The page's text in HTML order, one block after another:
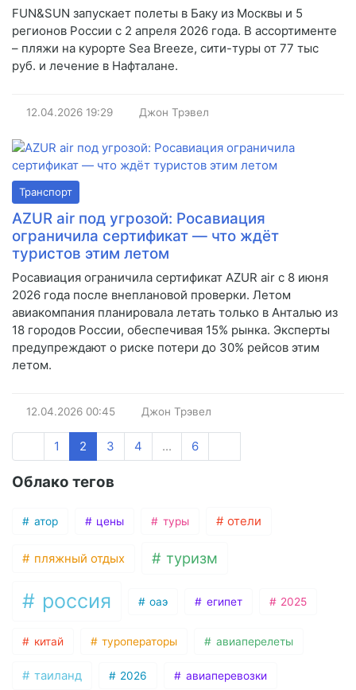
FUN&SUN запускает полеты в Баку из Москвы и 5
регионов России с 2 апреля 2026 года. В ассортименте
– пляжи на курорте Sea Breeze, сити-туры от 77 тыс
руб. и лечение в Нафталане.
12.04.2026 19:29 Джон Трэвел
Транспорт
AZUR air под угрозой: Росавиация
ограничила сертификат — что ждёт
туристов этим летом
Росавиация ограничила сертификат AZUR air с 8 июня
2026 года после внеплановой проверки. Летом
авиакомпания планировала летать только в Анталью из
18 городов России, обеспечивая 15% рынка. Эксперты
предупреждают о риске потери до 30% рейсов этим
летом.
12.04.2026 00:45 Джон Трэвел
1 2 3 4 ... 6
Облако тегов
атор цены туры отели
пляжный отдых туризм
россия оаэ египет 2025
китай туроператоры авиаперелеты
таиланд 2026 авиаперевозки